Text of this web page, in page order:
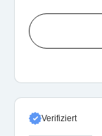
Verifiziert